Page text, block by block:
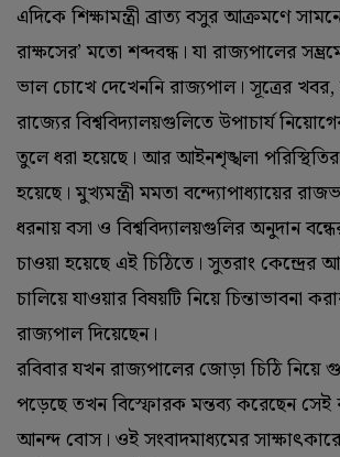
এদিকে শিক্ষামন্ত্রী ব্রাত্য বসুর আক্রমণে
রাক্ষসের’‌ মতো শব্দবন্ধ। যা রাজ্যপালের
ভাল চোখে দেখেননি রাজ্যপাল। সূত্রের খবর,
রাজ্যের বিশ্ববিদ্যালয়গুলিতে উপাচার্য
তুলে ধরা হয়েছে। আর আইনশৃঙ্খলা
হয়েছে। মুখ্যমন্ত্রী মমতা বন্দ্যোপাধ্যায়ের
ধরনায় বসা ও বিশ্ববিদ্যালয়গুলির অনুদান
চাওয়া হয়েছে এই চিঠিতে। সুতরাং কেন্দ্রের
চালিয়ে যাওয়ার বিষয়টি নিয়ে চিন্তাভাবনা
রাজ্যপাল দিয়েছেন।
রবিবার যখন রাজ্যপালের জোড়া চিঠি নিয়ে
পড়েছে তখন বিস্ফোরক মন্তব্য করেছেন সেই
আনন্দ বোস। ওই সংবাদমাধ্যমের